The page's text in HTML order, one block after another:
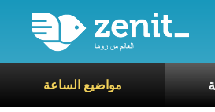
مواضيع الساعة